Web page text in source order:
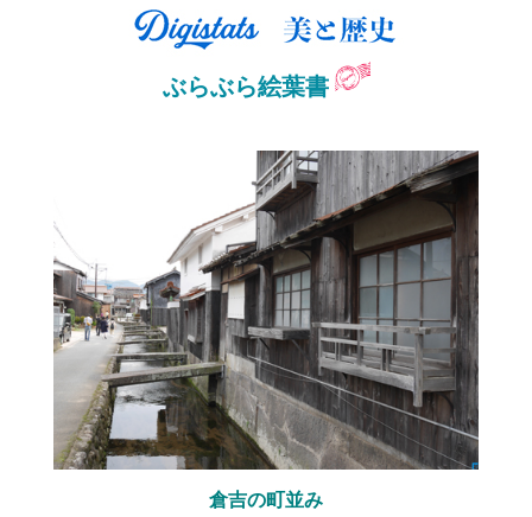
ぶらぶら絵葉書
倉吉の町並み